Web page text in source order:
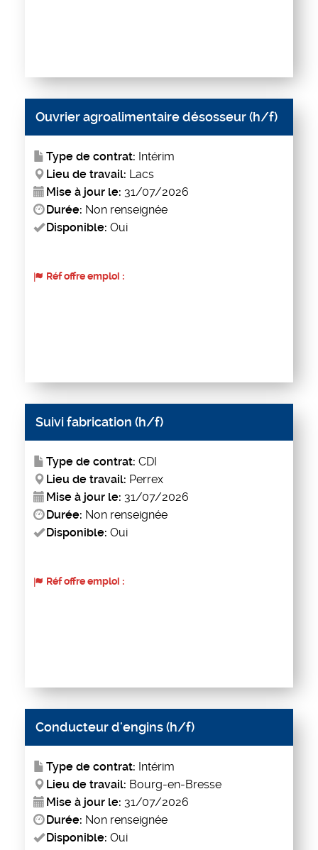
Ouvrier agroalimentaire désosseur (h/f)
Type de contrat: Intérim
Lieu de travail: Lacs
Mise à jour le: 31/07/2026
Durée: Non renseignée
Disponible: Oui
Réf offre emploi :
Suivi fabrication (h/f)
Type de contrat: CDI
Lieu de travail: Perrex
Mise à jour le: 31/07/2026
Durée: Non renseignée
Disponible: Oui
Réf offre emploi :
Conducteur d'engins (h/f)
Type de contrat: Intérim
Lieu de travail: Bourg-en-Bresse
Mise à jour le: 31/07/2026
Durée: Non renseignée
Disponible: Oui